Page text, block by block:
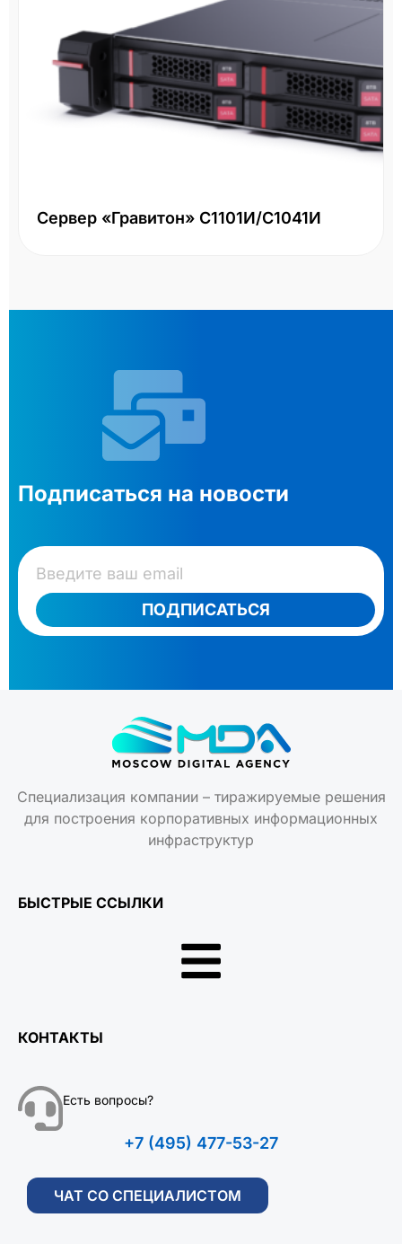
Сервер «Гравитон» С1101И/С1041И
Подписаться на новости
ПОДПИСАТЬСЯ
Специализация компании – тиражируемые решения
для построения корпоративных информационных
инфраструктур
БЫСТРЫЕ ССЫЛКИ
КОНТАКТЫ
Есть вопросы?
+7 (495) 477-53-27
ЧАТ СО СПЕЦИАЛИСТОМ